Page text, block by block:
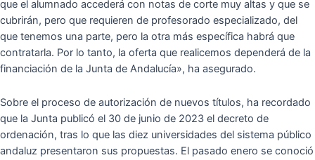
que el alumnado accederá con notas de corte muy altas y que se
cubrirán, pero que requieren de profesorado especializado, del
que tenemos una parte, pero la otra más específica habrá que
contratarla. Por lo tanto, la oferta que realicemos dependerá de la
financiación de la Junta de Andalucía», ha asegurado.
Sobre el proceso de autorización de nuevos títulos, ha recordado
que la Junta publicó el 30 de junio de 2023 el decreto de
ordenación, tras lo que las diez universidades del sistema público
andaluz presentaron sus propuestas. El pasado enero se conoció